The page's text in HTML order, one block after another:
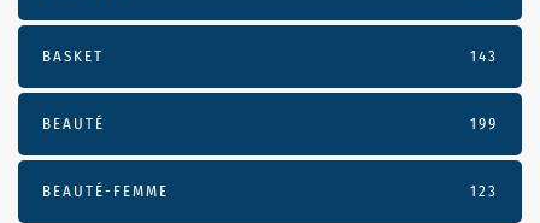
BASKET 143
BEAUTÉ 199
BEAUTÉ-FEMME 123